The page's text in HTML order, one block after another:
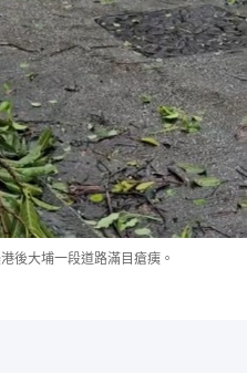
後大埔一段道路滿目瘡痍。